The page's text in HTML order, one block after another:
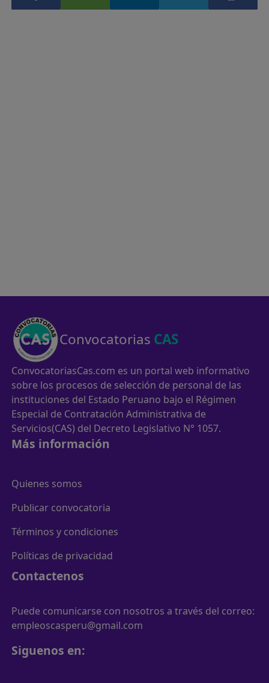
Convocatorias CAS
ConvocatoriasCas.com es un portal web informativo
sobre los procesos de selección de personal de las
instituciones del Estado Peruano bajo el Régimen
Especial de Contratación Administrativa de
Servicios(CAS) del Decreto Legislativo N° 1057.
Más información
Quienes somos
Publicar convocatoria
Términos y condiciones
Políticas de privacidad
Contactenos
Puede comunicarse con nosotros a través del correo:
empleoscasperu@gmail.com
Siguenos en: